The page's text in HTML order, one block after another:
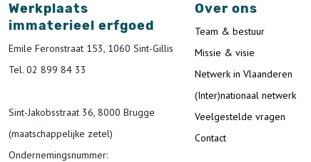
Werkplaats
immaterieel erfgoed
Emile Feronstraat 153, 1060 Sint-Gillis
Tel. 02 899 84 33
Sint-Jakobsstraat 36, 8000 Brugge
(maatschappelijke zetel)
Ondernemingsnummer:
Over ons
Team & bestuur
Missie & visie
Netwerk in Vlaanderen
(Inter)nationaal netwerk
Veelgestelde vragen
Contact